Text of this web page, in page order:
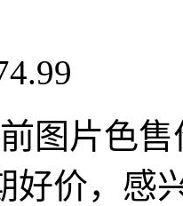
图片色
好价，感